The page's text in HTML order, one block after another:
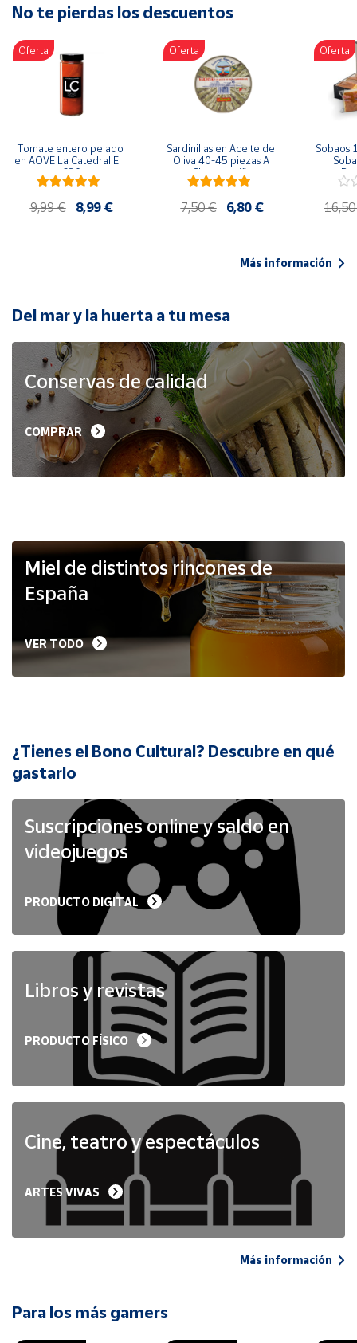
Artesanía
Oficina y
Papelería
Para Canarias,
Ceuta y Melilla
populares
Bono
Cultural
de Correos
Market
Productos
Solidarios
Ayuda
Vendedores
Mapa de
Hazte
vendedor
Cuenta
Ubicación
Península
Baleares
Melilla
No te pierdas los descuentos
Oferta
Tomate entero pelado
en AOVE La Catedral ER-
630
9,99 € 8,99 €
Oferta
Sardinillas en Aceite de
Oliva 40-45 piezas A
Churrusquiña
7,50 € 6,80 €
Oferta
Sobaos
Más información
Del mar y la huerta a tu mesa
Conservas de calidad
COMPRAR
Miel de distintos rincones de
España
VER TODO
¿Tienes el Bono Cultural? Descubre en qué
gastarlo
Suscripciones online y saldo en
videojuegos
PRODUCTO DIGITAL
Libros y revistas
PRODUCTO FÍSICO
Cine, teatro y espectáculos
ARTES VIVAS
Más información
Para los más gamers